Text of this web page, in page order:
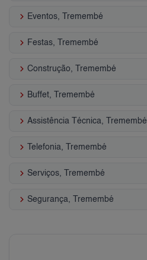
keyboard_arrow_right Eventos, Tremembé
keyboard_arrow_right Festas, Tremembé
keyboard_arrow_right Construção, Tremembé
keyboard_arrow_right Buffet, Tremembé
keyboard_arrow_right Assistência Técnica, Tremembé
keyboard_arrow_right Telefonia, Tremembé
keyboard_arrow_right Serviços, Tremembé
keyboard_arrow_right Segurança, Tremembé